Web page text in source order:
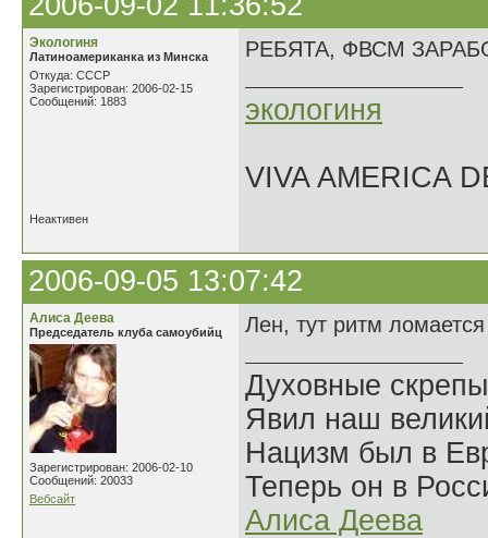
Экологиня
Латиноамериканка из Минска
Откуда: СССР
Зарегистрирован: 2006-02-15
Сообщений: 1883
РЕБЯТА, ФВСМ
экологиня
VIVA AMERICA
Неактивен
2006-09-05 13:07:42
Алиса Деева
Председатель клуба самоубийц
Зарегистрирован: 2006-02-10
Сообщений: 20033
Вебсайт
Лен, тут ритм
Духовные
Явил наш
Нацизм был в
Теперь он в
Алиса Деева